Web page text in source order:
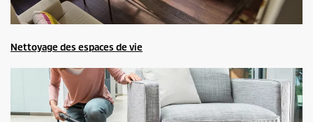
Nettoyage des espaces de vie